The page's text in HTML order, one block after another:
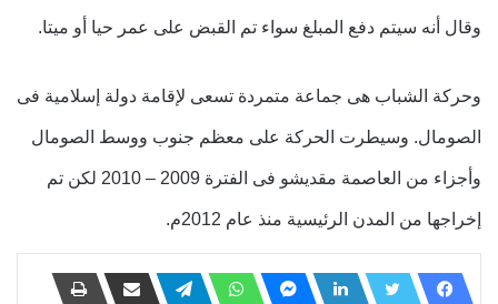
وقال أنه سيتم دفع المبلغ سواء تم القبض على عمر حيا أو ميتا.
وحركة الشباب هى جماعة متمردة تسعى لإقامة دولة إسلامية فى
الصومال. وسيطرت الحركة على معظم جنوب ووسط الصومال
وأجزاء من العاصمة مقديشو فى الفترة 2009 – 2010 لكن تم
إخراجها من المدن الرئيسية منذ عام 2012م.